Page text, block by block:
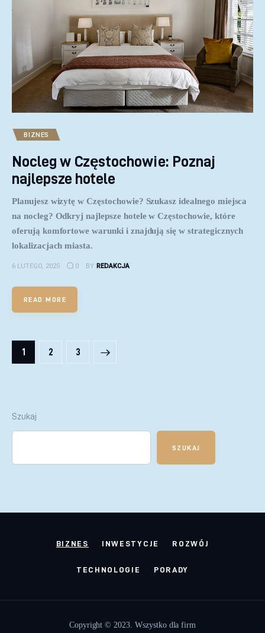
BIZNES
Nocleg w Częstochowie: Poznaj
najlepsze hotele
Planujesz wizytę w Częstochowie? Szukasz idealnego miejsca
na nocleg? Odkryj najlepsze hotele w Częstochowie, które
oferują komfortowe warunki i znajdują się w strategicznych
lokalizacjach miasta.
6 LUTEGO, 2025 0 BY REDAKCJA
READ MORE
Stronicowanie wpisów
PAGE
1 PAGE
2 PAGE
3
Szukaj
SZUKAJ
BIZNES INWESTYCJE ROZWÓJ
TECHNOLOGIE PORADY
Copyright © 2023. Wszystko dla firm